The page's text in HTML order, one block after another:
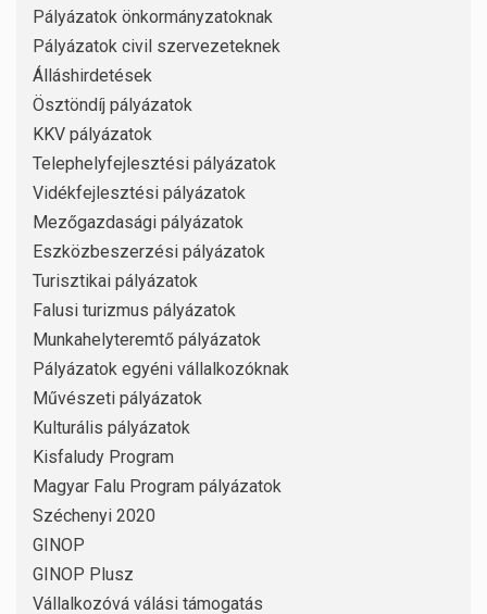
Pályázatok önkormányzatoknak
Pályázatok civil szervezeteknek
Álláshirdetések
Ösztöndíj pályázatok
KKV pályázatok
Telephelyfejlesztési pályázatok
Vidékfejlesztési pályázatok
Mezőgazdasági pályázatok
Eszközbeszerzési pályázatok
Turisztikai pályázatok
Falusi turizmus pályázatok
Munkahelyteremtő pályázatok
Pályázatok egyéni vállalkozóknak
Művészeti pályázatok
Kulturális pályázatok
Kisfaludy Program
Magyar Falu Program pályázatok
Széchenyi 2020
GINOP
GINOP Plusz
Vállalkozóvá válási támogatás